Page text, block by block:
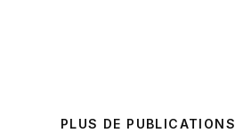
PLUS DE PUBLICATIONS